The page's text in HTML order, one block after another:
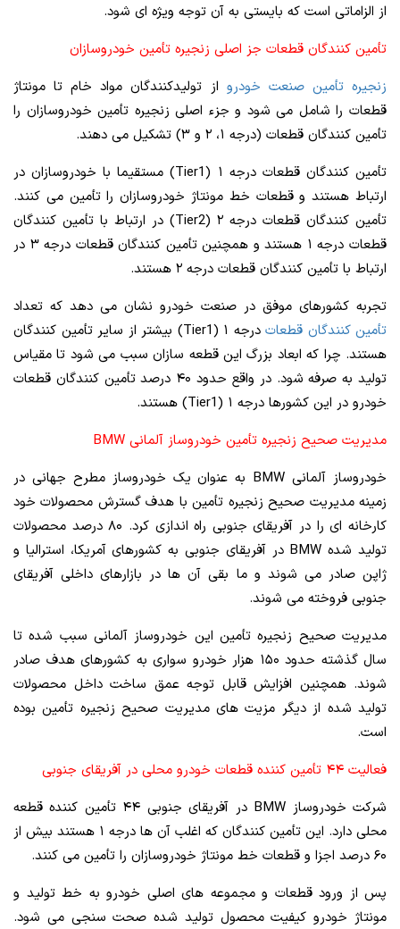
از الزاماتی است که بایستی به آن توجه ویژه ای شود.
تأمین کنندگان قطعات جز اصلی زنجیره تأمین خودروسازان
زنجیره تأمین صنعت خودرو از تولیدکنندگان مواد خام تا مونتاژ
قطعات را شامل می شود و جزء اصلی زنجیره تأمین خودروسازان را
تأمین کنندگان قطعات (درجه ۱، ۲ و ۳) تشکیل می دهند.
تأمین کنندگان قطعات درجه ۱ (Tier1) مستقیما با خودروسازان در
ارتباط هستند و قطعات خط مونتاژ خودروسازان را تأمین می کنند.
تأمین کنندگان قطعات درجه ۲ (Tier2) در ارتباط با تأمین کنندگان
قطعات درجه ۱ هستند و همچنین تأمین کنندگان قطعات درجه ۳ در
ارتباط با تأمین کنندگان قطعات درجه ۲ هستند.
تجربه کشورهای موفق در صنعت خودرو نشان می دهد که تعداد
تأمین کنندگان قطعات
درجه ۱ (Tier1) بیشتر از سایر تأمین کنندگان
هستند. چرا که ابعاد بزرگ این قطعه سازان سبب می شود تا مقیاس
تولید به صرفه شود. در واقع حدود ۴۰ درصد تأمین کنندگان قطعات
خودرو در این کشورها درجه ۱ (Tier1) هستند.
مدیریت صحیح زنجیره تأمین خودروساز آلمانی BMW
خودروساز آلمانی BMW به عنوان یک خودروساز مطرح جهانی در
زمینه مدیریت صحیح زنجیره تأمین با هدف گسترش محصولات خود
کارخانه ای را در آفریقای جنوبی راه اندازی کرد. ۸۰ درصد محصولات
تولید شده BMW در آفریقای جنوبی به کشورهای آمریکا، استرالیا و
ژاپن صادر می شوند و ما بقی آن ها در بازارهای داخلی آفریقای
جنوبی فروخته می شوند.
مدیریت صحیح زنجیره تأمین این خودروساز آلمانی سبب شده تا
سال گذشته حدود ۱۵۰ هزار خودرو سواری به کشورهای هدف صادر
شوند. همچنین افزایش قابل توجه عمق ساخت داخل محصولات
تولید شده از دیگر مزیت های مدیریت صحیح زنجیره تأمین بوده
است.
فعالیت ۴۴ تأمین کننده قطعات خودرو محلی در آفریقای جنوبی
شرکت خودروساز BMW در آفریقای جنوبی ۴۴ تأمین کننده قطعه
محلی دارد. این تأمین کنندگان که اغلب آن ها درجه ۱ هستند بیش از
۶۰ درصد اجزا و قطعات خط مونتاژ خودروسازان را تأمین می کنند.
پس از ورود قطعات و مجموعه های اصلی خودرو به خط تولید و
مونتاژ خودرو کیفیت محصول تولید شده صحت سنجی می شود.